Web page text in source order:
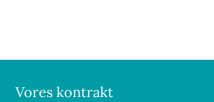
Vores kontrakt